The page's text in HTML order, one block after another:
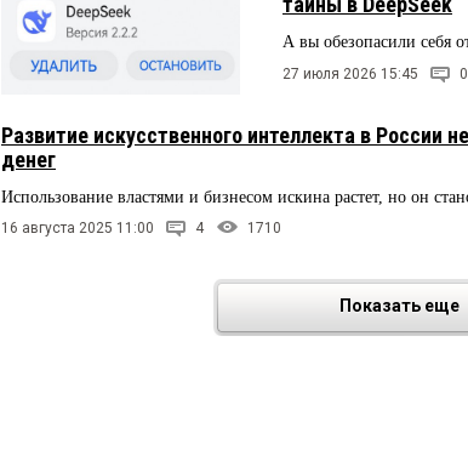
А вы обезопасили себя
27 июля 2026 15:45 0
Развитие искусственного интеллекта в
денег
Использование властями и бизнесом искина растет, но он
16 августа 2025 11:00 4 1710
Показать еще